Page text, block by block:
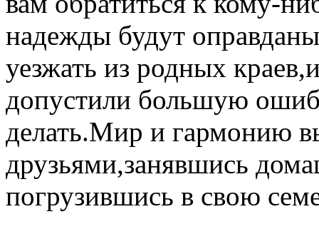
надежды будут
уезжать из родных
допустили большую
делать.Мир и гармонию
друзьями,занявшись
погрузившись в свою